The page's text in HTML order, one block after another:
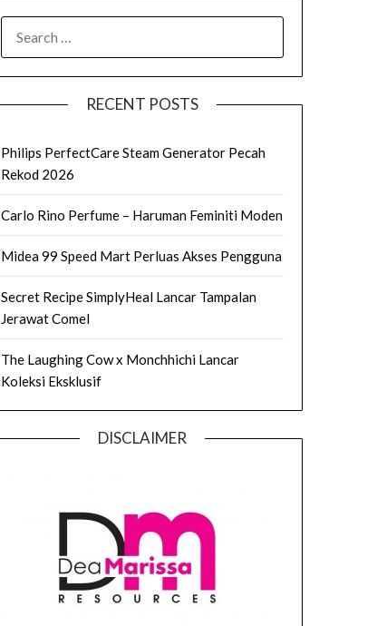
FOR:
RECENT POSTS
Philips PerfectCare Steam Generator Pecah
Rekod 2026
Carlo Rino Perfume – Haruman Feminiti Moden
Midea 99 Speed Mart Perluas Akses Pengguna
Secret Recipe SimplyHeal Lancar Tampalan
Jerawat Comel
The Laughing Cow x Monchhichi Lancar
Koleksi Eksklusif
DISCLAIMER